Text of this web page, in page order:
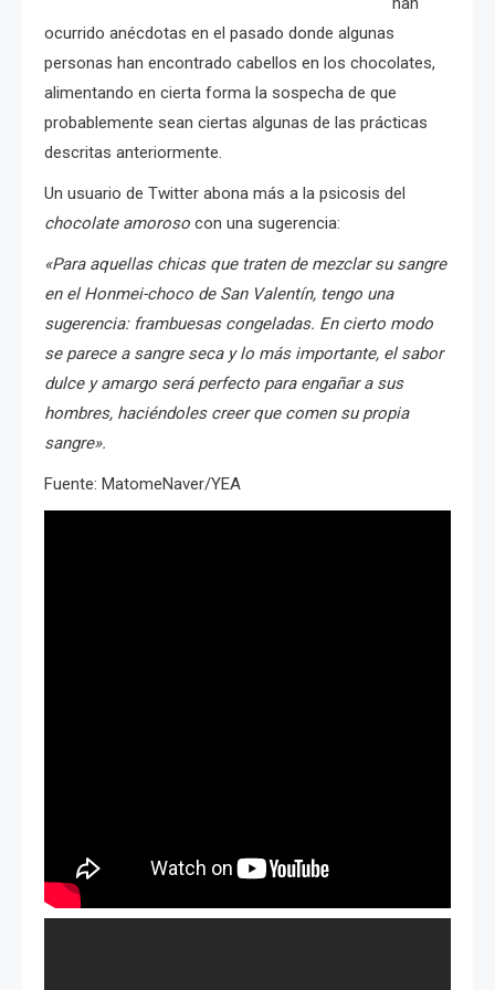
ocurrido anécdotas en el pasado donde algunas
personas han encontrado cabellos en los chocolates,
alimentando en cierta forma la sospecha de que
probablemente sean ciertas algunas de las prácticas
descritas anteriormente.
Un usuario de Twitter abona más a la psicosis del
chocolate amoroso con una sugerencia:
«Para aquellas chicas que traten de mezclar su sangre
en el Honmei-choco de San Valentín, tengo una
sugerencia: frambuesas congeladas. En cierto modo
se parece a sangre seca y lo más importante, el sabor
dulce y amargo será perfecto para engañar a sus
hombres, haciéndoles creer que comen su propia
sangre».
Fuente: MatomeNaver/YEA